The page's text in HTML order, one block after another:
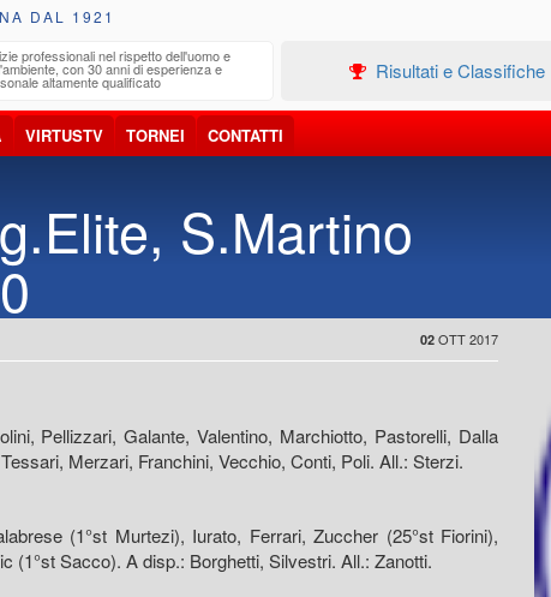
DAL 1921
professionali nel rispetto dell'uomo e
con 30 anni di esperienza e
altamente qualificato Risultati e Classifiche
VIRTUSTV TORNEI CONTATTI
S.Martino
02 OTT 2017
Pellizzari, Galante, Valentino, Marchiotto, Pastorelli, Dalla
Merzari, Franchini, Vecchio, Conti, Poli. All.: Sterzi.
(1°st Murtezi), Iurato, Ferrari, Zuccher (25°st Fiorini),
(1°st Sacco). A disp.: Borghetti, Silvestri. All.: Zanotti.